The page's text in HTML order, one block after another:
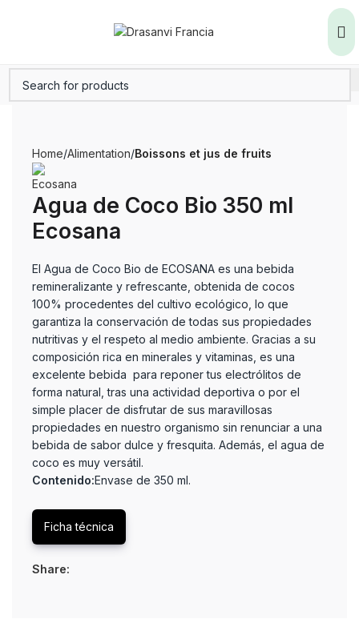
Home Alimentation Boissons et jus de fruits
Agua de Coco Bio 350 ml
Ecosana
El Agua de Coco Bio de ECOSANA es una bebida
remineralizante y refrescante, obtenida de cocos
100% procedentes del cultivo ecológico, lo que
garantiza la conservación de todas sus propiedades
nutritivas y el respeto al medio ambiente. Gracias a su
composición rica en minerales y vitaminas, es una
excelente bebida para reponer tus electrólitos de
forma natural, tras una actividad deportiva o por el
simple placer de disfrutar de sus maravillosas
propiedades en nuestro organismo sin renunciar a una
bebida de sabor dulce y fresquita. Además, el agua de
coco es muy versátil.
Contenido:Envase de 350 ml.
Ficha técnica
Share: